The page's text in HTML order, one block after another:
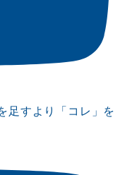
足すより「コレ」を